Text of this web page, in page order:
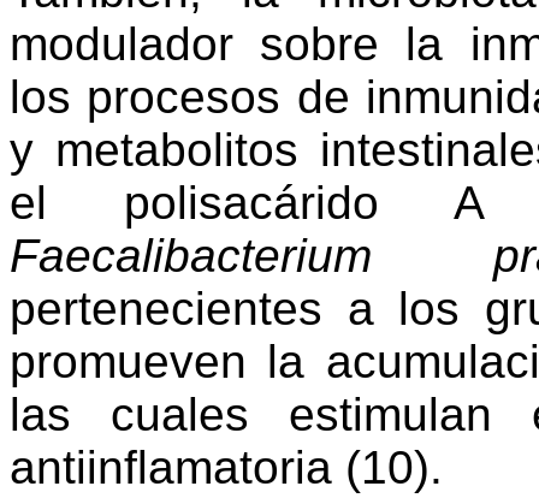
modulador sobre la
los procesos de
y metabolitos
el polisacárido
Faecalibacterium
pertenecientes a los
promueven la
las cuales
antiinflamatoria (10).